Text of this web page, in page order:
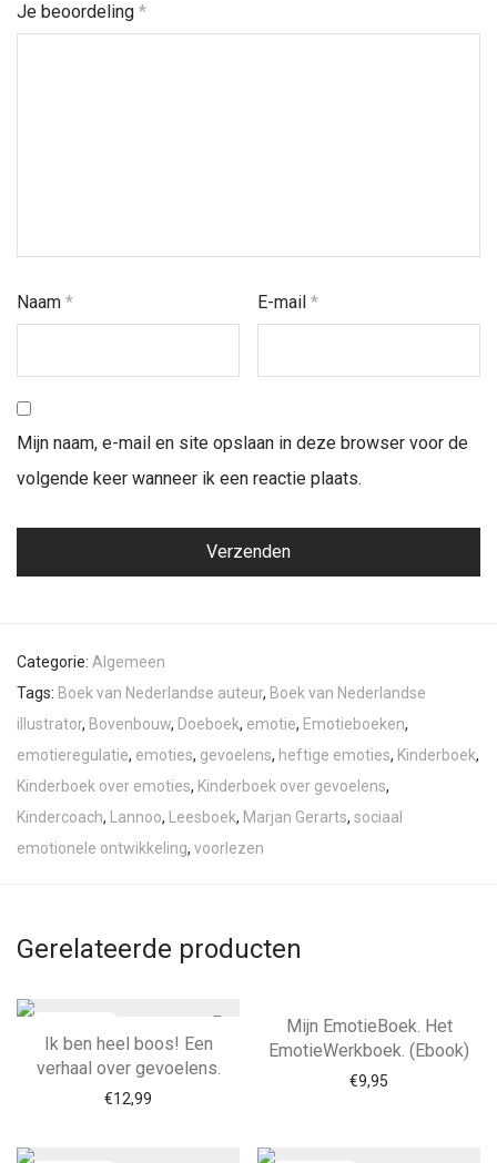
Je beoordeling *
Naam * E-mail*
Mijn naam, e-mail en site opslaan in deze browser voor de
volgende keer wanneer ik een reactie plaats.
Categorie: Algemeen
Tags: Boek van Nederlandse auteur, Boek van Nederlandse
illustrator, Bovenbouw, Doeboek, emotie, Emotieboeken,
emotieregulatie, emoties, gevoelens, heftige emoties, Kinderboek,
Kinderboek over emoties, Kinderboek over gevoelens,
Kindercoach, Lannoo, Leesboek, Marjan Gerarts, sociaal
emotionele ontwikkeling, voorlezen
Gerelateerde producten
Ik ben heel boos! Een
verhaal over gevoelens.
€12,99
Mijn EmotieBoek. Het
EmotieWerkboek. (Ebook)
€9,95